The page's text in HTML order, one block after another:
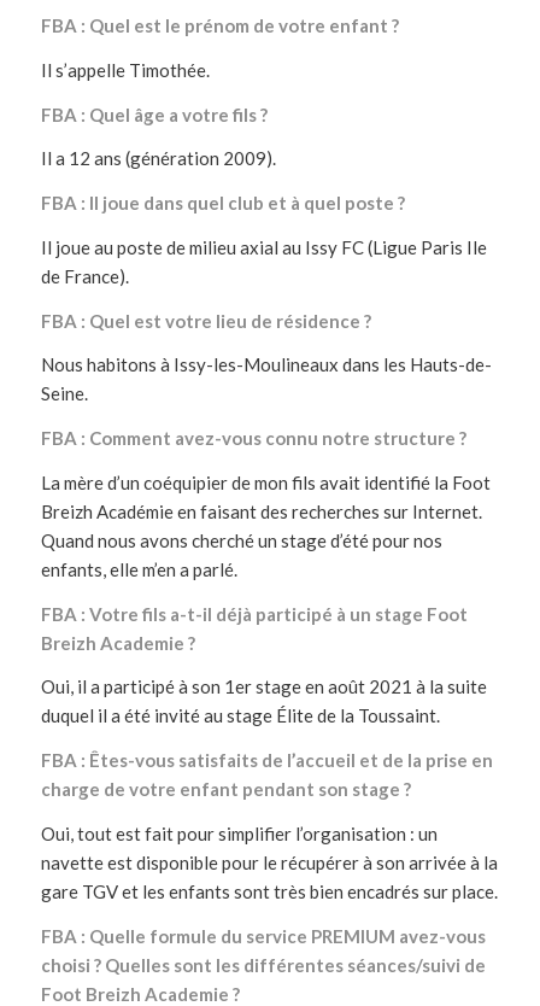
FBA : Quel est le prénom de votre enfant ?
Il s’appelle Timothée.
FBA : Quel âge a votre fils ?
Il a 12 ans (génération 2009).
FBA : Il joue dans quel club et à quel poste ?
Il joue au poste de milieu axial au Issy FC (Ligue Paris Ile
de France).
FBA : Quel est votre lieu de résidence ?
Nous habitons à Issy-les-Moulineaux dans les Hauts-de-
Seine.
FBA : Comment avez-vous connu notre structure ?
La mère d’un coéquipier de mon fils avait identifié la Foot
Breizh Académie en faisant des recherches sur Internet.
Quand nous avons cherché un stage d’été pour nos
enfants, elle m’en a parlé.
FBA : Votre fils a-t-il déjà participé à un stage Foot
Breizh Academie ?
Oui, il a participé à son 1er stage en août 2021 à la suite
duquel il a été invité au stage Élite de la Toussaint.
FBA : Êtes-vous satisfaits de l’accueil et de la prise en
charge de votre enfant pendant son stage ?
Oui, tout est fait pour simplifier l’organisation : un
navette est disponible pour le récupérer à son arrivée à la
gare TGV et les enfants sont très bien encadrés sur place.
FBA : Quelle formule du service PREMIUM avez-vous
choisi ? Quelles sont les différentes séances/suivi de
Foot Breizh Academie ?